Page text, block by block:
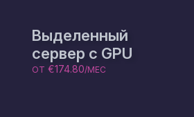
Выделенный
сервер с GPU
ОТ €174.80/МЕС